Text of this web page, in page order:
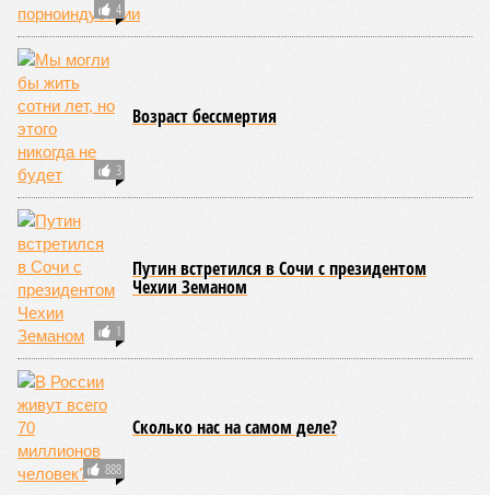
«Бронзу» получают извержения супервулканов – «Наша
Версия» уже
окончательно проснётся знаменитый Йеллоустоун. Это
грозит не только уничтожением части Соединённых
Штатов, но и общепланетарной катастрофой вплоть до
возникновения «вулканической зимы». Флегрейские поля в
Италии, кстати, тоже не стоит сбрасывать со счетов. Равно
как и многие другие до поры спящие вулканические
районы.
Невидимый убийца
Упоминают эксперты и жару вкупе с засухой и
следующими отсюда лесными пожарами. Тут в группе
риска запад США, юг Европы, Австралия, Ближний Восток,
а также некоторые районы Бразилии и Африки к югу от
Сахары. Леса начинают гореть всё чаще и чаще,
достаточно посмотреть общемировую статистику; сотни
тысяч людей остаются без крова, десятки тысяч – гибнут.
Но проблема не только в этом. Проблема ещё и в том, что
огонь уничтожает лесную экосистему, сельское хозяйство